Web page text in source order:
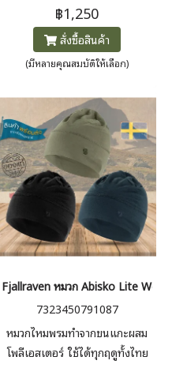
กลางแจ้ง ผลิตจากไนลอนรีไซเคิล
100% ที่ทนทาน พร้อมดีไซน์ใหม่
ด้วยโลโก้ปักด้านหน้า ให้คุณสวม
฿1,250
สั่งซื้อสินค้า
(มีหลายคุณสมบัติให้เลือก)
LINED BEANIE
Fjallraven หมวก Abisko Lite Wool
7323450791087
หมวกไหมพรมทำจากขนแกะผสม
โพลีเอสเตอร์ ใช้ได้ทุกฤดูทั้งไทย